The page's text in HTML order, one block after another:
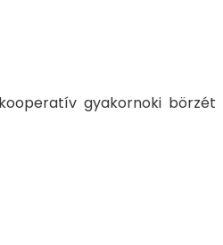
gyakornoki börzét